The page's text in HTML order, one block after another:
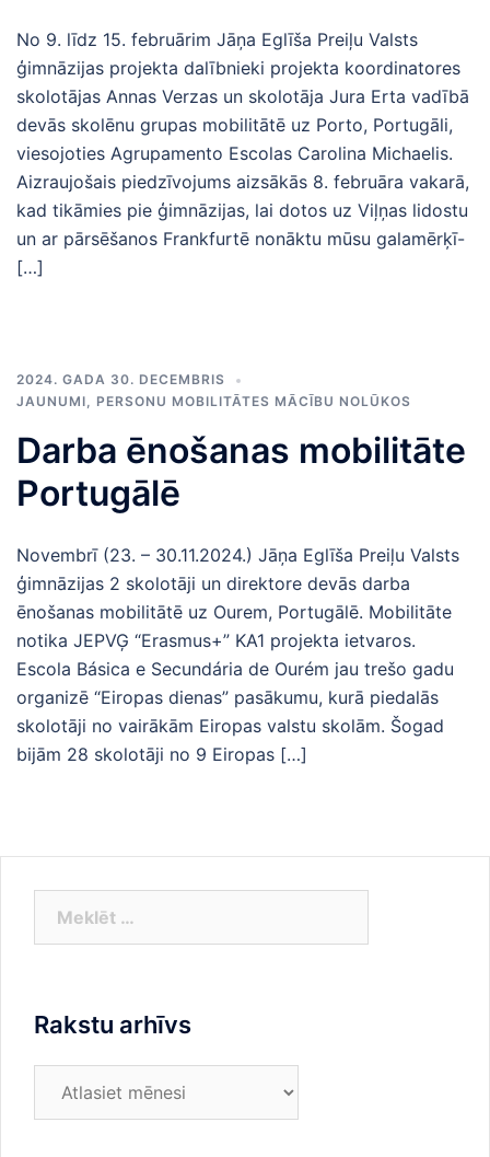
No 9. līdz 15. februārim Jāņa Eglīša Preiļu Valsts
ģimnāzijas projekta dalībnieki projekta koordinatores
skolotājas Annas Verzas un skolotāja Jura Erta vadībā
devās skolēnu grupas mobilitātē uz Porto, Portugāli,
viesojoties Agrupamento Escolas Carolina Michaelis.
Aizraujošais piedzīvojums aizsākās 8. februāra vakarā,
kad tikāmies pie ģimnāzijas, lai dotos uz Viļņas lidostu
un ar pārsēšanos Frankfurtē nonāktu mūsu galamērķī-
[…]
2024. GADA 30. DECEMBRIS
JAUNUMI, PERSONU MOBILITĀTES MĀCĪBU NOLŪKOS
Darba ēnošanas mobilitāte
Portugālē
Novembrī (23. – 30.11.2024.) Jāņa Eglīša Preiļu Valsts
ģimnāzijas 2 skolotāji un direktore devās darba
ēnošanas mobilitātē uz Ourem, Portugālē. Mobilitāte
notika JEPVĢ “Erasmus+” KA1 projekta ietvaros.
Escola Básica e Secundária de Ourém jau trešo gadu
organizē “Eiropas dienas” pasākumu, kurā piedalās
skolotāji no vairākām Eiropas valstu skolām. Šogad
bijām 28 skolotāji no 9 Eiropas […]
Rakstu arhīvs